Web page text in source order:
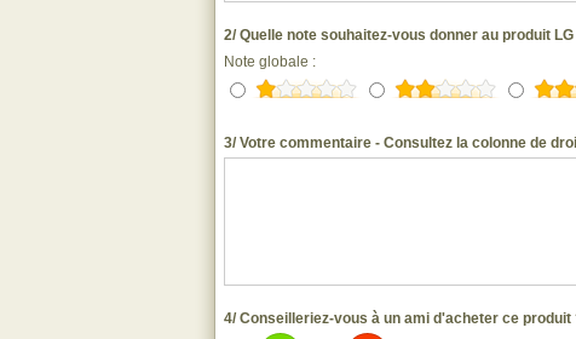
2/ Quelle note souhaitez-vous donner au produit LG
Note globale :
3/ Votre commentaire - Consultez la colonne de
4/ Conseilleriez-vous à un ami d'acheter ce produit